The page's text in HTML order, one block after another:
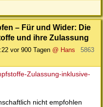
– Für und Wider: Die
und ihre Zulassung
vor 900 Tagen @ Hans
5863
Zulassung-inklusive-
nicht empfohlen